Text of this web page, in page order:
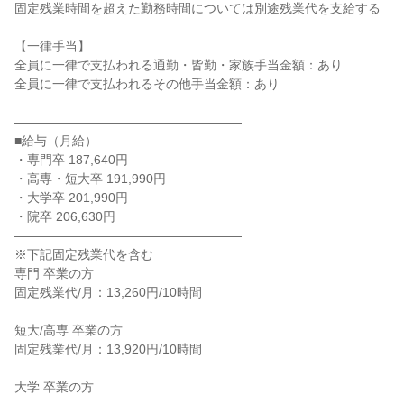
固定残業時間を超えた勤務時間については別途残業代を支給する
【一律手当】
全員に一律で支払われる通勤・皆勤・家族手当金額：あり
全員に一律で支払われるその他手当金額：あり
――――――――――――――――――
■給与（月給）
・専門卒 187,640円
・高専・短大卒 191,990円
・大学卒 201,990円
・院卒 206,630円
――――――――――――――――――
※下記固定残業代を含む
専門 卒業の方
固定残業代/月：13,260円/10時間
短大/高専 卒業の方
固定残業代/月：13,920円/10時間
大学 卒業の方